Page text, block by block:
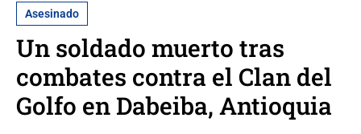
Asesinado
Un soldado muerto tras
combates contra el Clan del
Golfo en Dabeiba, Antioquia